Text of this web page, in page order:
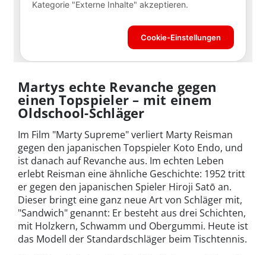
Martys echte Revanche gegen
einen Topspieler – mit einem
Oldschool-Schläger
Im Film "Marty Supreme" verliert Marty Reisman
gegen den japanischen Topspieler Koto Endo, und
ist danach auf Revanche aus. Im echten Leben
erlebt Reisman eine ähnliche Geschichte: 1952 tritt
er gegen den japanischen Spieler Hiroji Satō an.
Dieser bringt eine ganz neue Art von Schläger mit,
"Sandwich" genannt: Er besteht aus drei Schichten,
mit Holzkern, Schwamm und Obergummi. Heute ist
das Modell der Standardschläger beim Tischtennis.